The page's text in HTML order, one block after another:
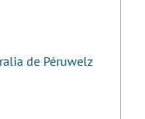
de Péruwelz